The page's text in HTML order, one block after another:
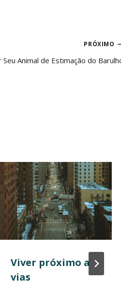
PRÓXIMO
Animal de Estimação do
Viver próximo a
vias